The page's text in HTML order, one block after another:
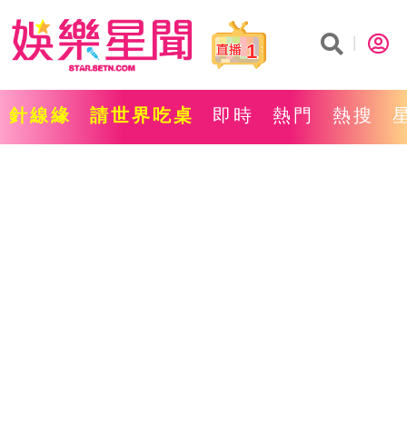
1
針線緣 請世界吃桌 即時 熱門 熱搜